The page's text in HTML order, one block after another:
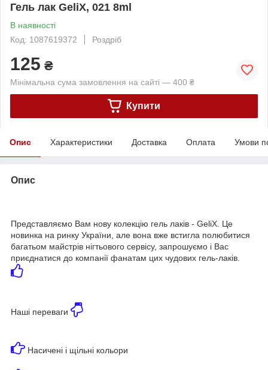
Гель лак GeliX, 021 8ml
В наявності
Код: 1087619372
Роздріб
125 ₴
Мінімальна сума замовлення на сайті — 400 ₴
Купити
Опис Характеристики Доставка Оплата Умови
Опис
Представляємо Вам нову колекцію гель лаків - GeliX. Це
новинка на ринку України, але вона вже встигла полюбитися
багатьом майстрів нігтьового сервісу, запрошуємо і Вас
приєднатися до компанії фанатам цих чудових гель-лаків.
Наші переваги
Насичені і щільні кольори